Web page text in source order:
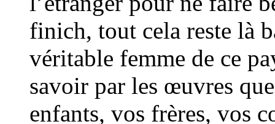
finich, tout cela reste là
véritable femme de ce
savoir par les œuvres
enfants, vos frères, vos